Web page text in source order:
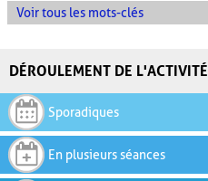
Voir tous les mots-clés
DÉROULEMENT DE L'ACTIVITÉ
Sporadiques
En plusieurs séances